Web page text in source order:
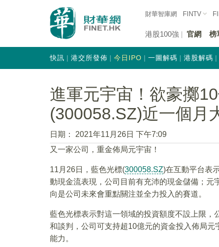
財華智庫網 FINTV
港股100強 官網 榜
快訊 港交所發佈 今日IPO 一圖解碼 港股解碼
進軍元宇宙！欲豪擲
(300058.SZ)近一個月
日期：
2021年11月26日 下午7:09
又一家公司，重金佈局元宇宙！
11月26日，藍色光標(300058.SZ)在互動平台表
動現金流表現，公司目前有充沛的現金儲備；
向是公司未來會重點關注並全力投入的賽道。
藍色光標表示對這一領域的投資額度不設上限
和談判，公司可支持超10億元的資金投入佈局
能力。